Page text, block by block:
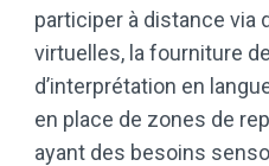
participer à distance via
virtuelles, la fourniture
d’interprétation en
en place de zones de
ayant des besoins